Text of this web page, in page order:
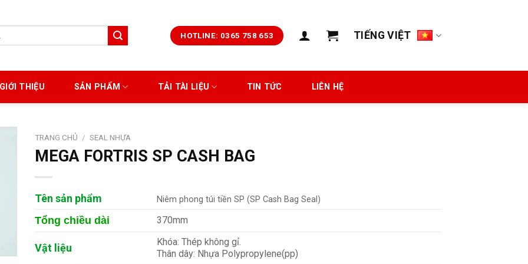
HOTLINE: 0365 758 653 TIẾNG VIỆT
GIỚI THIỆU SẢN PHẨM TẢI TÀI LIỆU TIN TỨC LIÊN HỆ
TRANG CHỦ / SEAL NHỰA
MEGA FORTRIS SP CASH BAG
Tên sản phẩm Niêm phong túi tiền SP (SP Cash Bag Seal)
Tổng chiều dài 370mm
Vật liệu
Khóa: Thép không gỉ.
Thân dây: Nhựa Polypropylene(pp)